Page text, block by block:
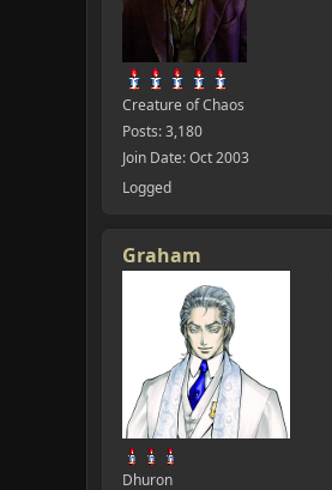
Creature of Chaos
Posts: 3,180
Join Date: Oct 2003
Logged
Graham
Dhuron